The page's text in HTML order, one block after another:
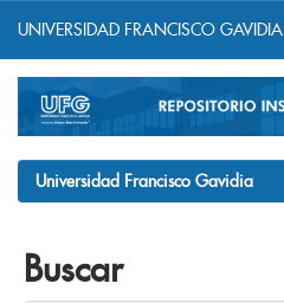
navigation
UNIVERSIDAD FRANCISCO GAVIDIA
Universidad Francisco Gavidia
Buscar